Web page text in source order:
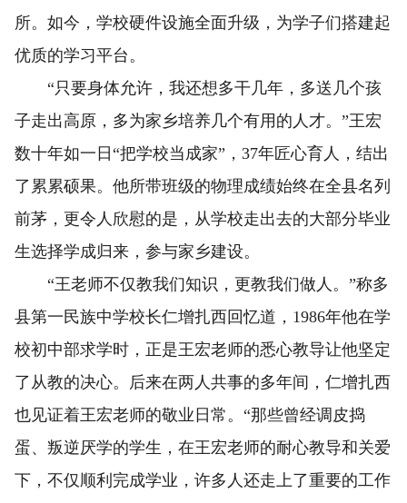
所。如今，学校硬件设施全面升级，为学子们搭建起
优质的学习平台。
“只要身体允许，我还想多干几年，多送几个孩
子走出高原，多为家乡培养几个有用的人才。”王宏
数十年如一日“把学校当成家”，37年匠心育人，结出
了累累硕果。他所带班级的物理成绩始终在全县名列
前茅，更令人欣慰的是，从学校走出去的大部分毕业
生选择学成归来，参与家乡建设。
“王老师不仅教我们知识，更教我们做人。”称多
县第一民族中学校长仁增扎西回忆道，1986年他在学
校初中部求学时，正是王宏老师的悉心教导让他坚定
了从教的决心。后来在两人共事的多年间，仁增扎西
也见证着王宏老师的敬业日常。“那些曾经调皮捣
蛋、叛逆厌学的学生，在王宏老师的耐心教导和关爱
下，不仅顺利完成学业，许多人还走上了重要的工作